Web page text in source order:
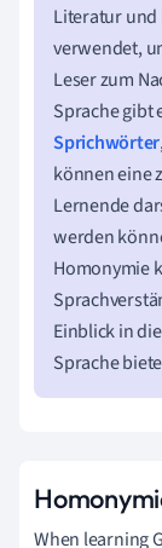
Literatur und
verwendet,
Leser zum
Sprache gibt
Sprichwörter
können eine
Lernende
werden
Homonymie
Einblick in
Sprache
When learning